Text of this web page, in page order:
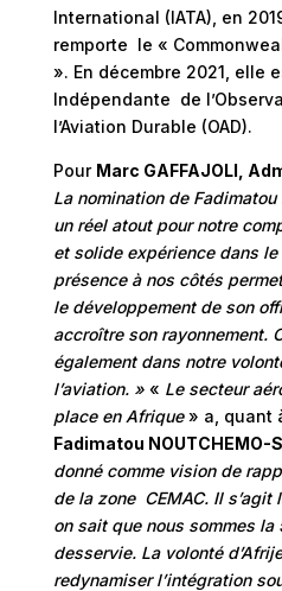
International (IATA), en
remporte le «
». En décembre 2021, elle
Indépendante de
l’Aviation Durable (OAD).
Pour Marc GAFFAJOLI,
La nomination de Fadimatou
un réel atout pour notre
et solide expérience dans
présence à nos côtés
le développement de son
accroître son rayonnement.
également dans notre
l’aviation. » « Le secteur
place en Afrique» a, quant
Fadimatou NOUTCHEMO-
donné comme vision de
de la zone CEMAC. Il s’agit
on sait que nous sommes la
desservie. La volonté
redynamiser l’intégration